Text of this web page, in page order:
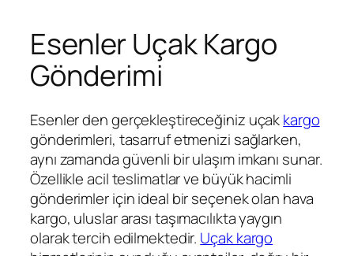
Esenler Uçak Kargo
Gönderimi
Esenler den gerçekleştireceğiniz uçakkargo
gönderimleri, tasarruf etmenizi sağlarken,
aynı zamanda güvenli bir ulaşım imkanı sunar.
Özellikle acil teslimatlar ve büyük hacimli
gönderimler için ideal bir seçenek olan hava
kargo, uluslar arası taşımacılıkta yaygın
olarak tercih edilmektedir. Uçak kargo